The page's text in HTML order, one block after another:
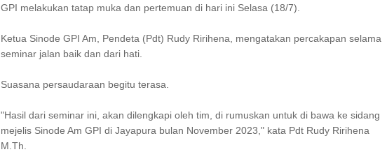
GPI melakukan tatap muka dan pertemuan di hari ini Selasa (18/7).
Ketua Sinode GPI Am, Pendeta (Pdt) Rudy Ririhena, mengatakan percakapan selama
seminar jalan baik dan dari hati.
Suasana persaudaraan begitu terasa.
"Hasil dari seminar ini, akan dilengkapi oleh tim, di rumuskan untuk di bawa ke sidang
mejelis Sinode Am GPI di Jayapura bulan November 2023," kata Pdt Rudy Ririhena
M.Th.